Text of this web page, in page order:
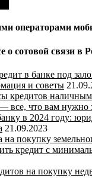
операторами
о сотовой связи в
в банке под
и советы
кредитов
все, что вам нужно
в 2024 году:
21.09.2023
покупку
кредит с
на покупку